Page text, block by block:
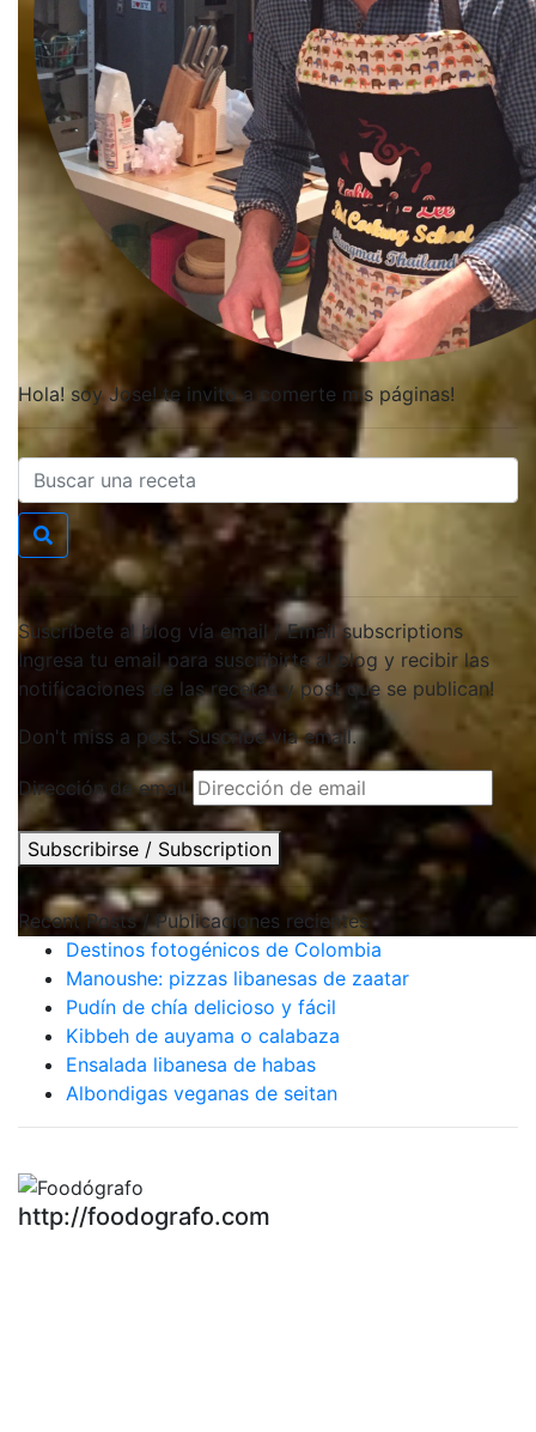
Hola! soy Jose! te invito a comerte mis páginas!
Suscríbete al blog vía email / Email subscriptions
Ingresa tu email para suscribirte al blog y recibir las
notificaciones de las recetas y post que se publican!
Don't miss a post. Suscribe via email.
Dirección de email
Subscribirse / Subscription
Recent Posts / Publicaciones recientes
Destinos fotogénicos de Colombia
Manoushe: pizzas libanesas de zaatar
Pudín de chía delicioso y fácil
Kibbeh de auyama o calabaza
Ensalada libanesa de habas
Albondigas veganas de seitan
http://foodografo.com